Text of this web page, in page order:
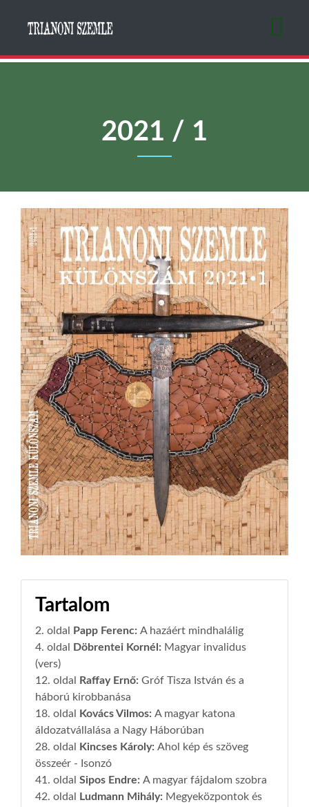
2021 / 1
Tartalom
2. oldal Papp Ferenc: A hazáért mindhalálig
4. oldal
Döbrentei Kornél : Magyar invalidus
(vers)
12. oldal
Raffay Ernő: Gróf Tisza István és a
háború kirobbanása
18. oldal
Kovács Vilmos: A magyar katona
áldozatvállalása a Nagy Háborúban
28. oldal
Kincses Károly: Ahol kép és szöveg
összeér - Isonzó
41. oldal Sipos Endre: A magyar fájdalom szobra
42. oldal
Ludmann Mihály: Megyeközpontok és